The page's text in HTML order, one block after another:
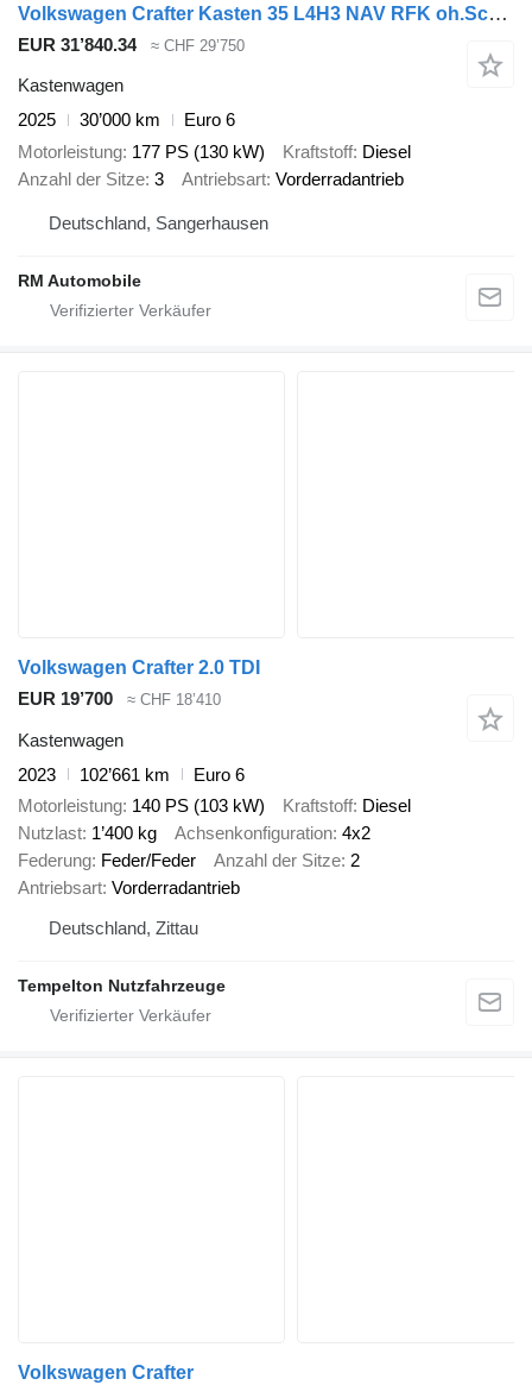
Volkswagen Crafter Kasten 35 L4H3 NAV RFK oh.Schäden 5J.Gar
EUR 31’840.34 ≈ CHF 29’750
Kastenwagen
2025
30’000 km
Euro 6
Motorleistung 177 PS (130 kW) Kraftstoff Diesel
Anzahl der Sitze 3 Antriebsart Vorderradantrieb
Deutschland, Sangerhausen
RM Automobile
Volkswagen Crafter 2.0 TDI
EUR 19’700
≈ CHF 18’410
Kastenwagen
2023
102’661 km
Euro 6
Motorleistung 140 PS (103 kW) Kraftstoff Diesel
Nutzlast 1’400 kg Achsenkonfiguration 4x2
Federung Feder/Feder Anzahl der Sitze 2
Antriebsart Vorderradantrieb
Deutschland, Zittau
Tempelton Nutzfahrzeuge
Volkswagen Crafter